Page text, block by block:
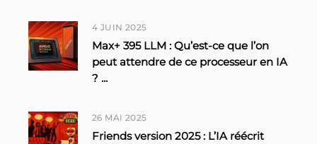
4 JUIN 2025
Max+ 395 LLM : Qu’est-ce que l’on
peut attendre de ce processeur en IA
? ...
26 MAI 2025
Friends version 2025 : L’IA réécrit